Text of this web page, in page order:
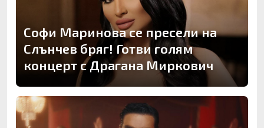
Софи Маринова се пресели на
Слънчев бряг! Готви голям
концерт с Драгана Миркович